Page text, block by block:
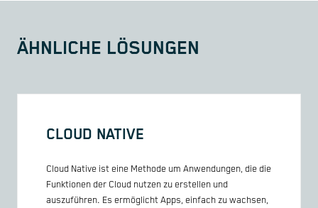
ÄHNLICHE LÖSUNGEN
CLOUD NATIVE
Cloud Native ist eine Methode um Anwendungen, die die
Funktionen der Cloud nutzen zu erstellen und
auszuführen. Es ermöglicht Apps, einfach zu wachsen,